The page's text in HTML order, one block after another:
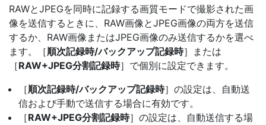
RAWとJPEGを同時に記録する画質モードで撮影された画
像を送信するときに、RAW画像とJPEG画像の両方を送信
するか、RAW画像またはJPEG画像のみ送信するかを選べ
ます。［順次記録時/バックアップ記録時］または
［RAW+JPEG分割記録時］で個別に設定できます。
［順次記録時/バックアップ記録時］の設定は、自動送
信および手動で送信する場合に有効です。
［RAW+JPEG分割記録時］の設定は、自動送信する場